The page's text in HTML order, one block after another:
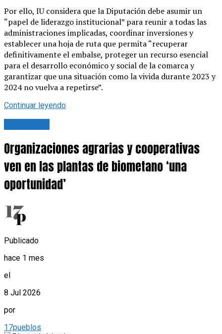
Por ello, IU considera que la Diputación debe asumir un
“papel de liderazgo institucional” para reunir a todas las
administraciones implicadas, coordinar inversiones y
establecer una hoja de ruta que permita “recuperar
definitivamente el embalse, proteger un recurso esencial
para el desarrollo económico y social de la comarca y
garantizar que una situación como la vivida durante 2023 y
2024 no vuelva a repetirse”.
Continuar leyendo
Organizaciones agrarias y cooperativas
ven en las plantas de biometano ‘una
oportunidad’
Publicado
hace 1 mes
el
8 Jul 2026
por
17pueblos